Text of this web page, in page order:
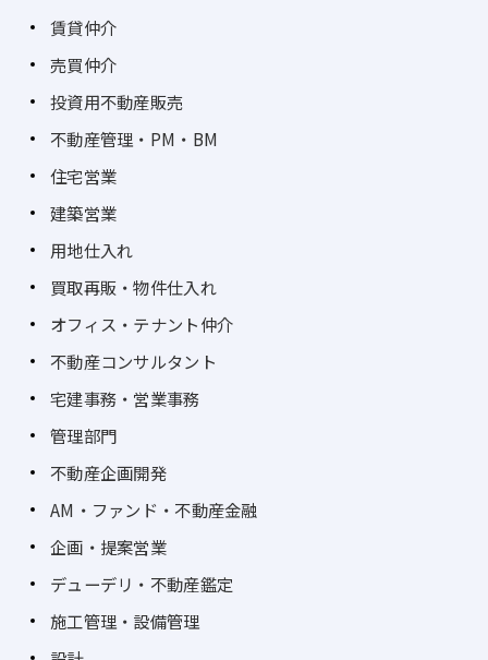
賃貸仲介
売買仲介
投資用不動産販売
不動産管理・PM・BM
住宅営業
建築営業
用地仕入れ
買取再販・物件仕入れ
オフィス・テナント仲介
不動産コンサルタント
宅建事務・営業事務
管理部門
不動産企画開発
AM・ファンド・不動産金融
企画・提案営業
デューデリ・不動産鑑定
施工管理・設備管理